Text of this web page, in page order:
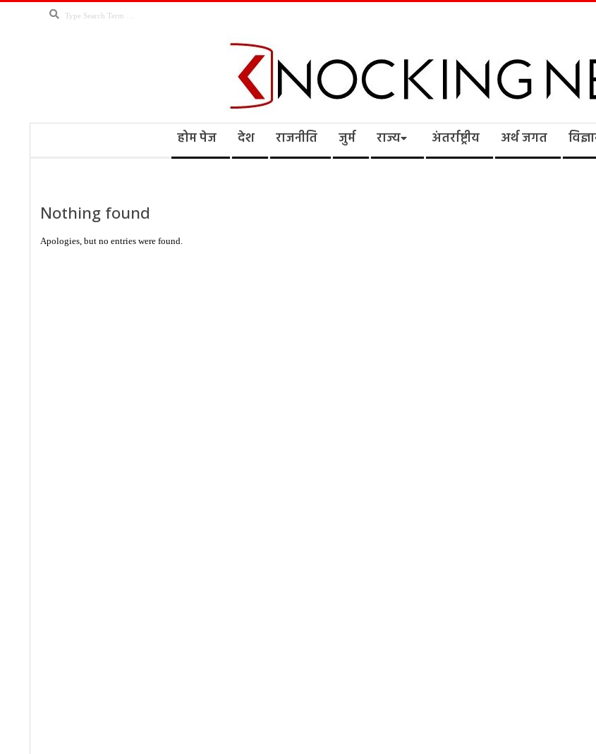
Search
Knocking
होम पेज देश राजनीति जुर्म राज्य अंतर्राष्ट्रीय अर्थ जगत
Nothing found
Apologies, but no entries were found.